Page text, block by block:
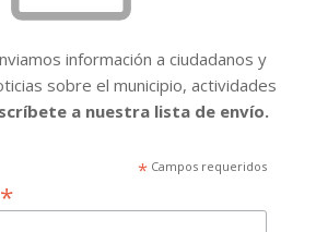
información a ciudadanos y
sobre el municipio, actividades
a nuestra lista de envío.
*Campos requeridos
*